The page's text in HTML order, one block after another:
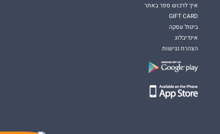
איך לרכוש ספר באתר
GIFT CARD
ביטול עסקה
אינדיבלוג
הצהרת נגישות